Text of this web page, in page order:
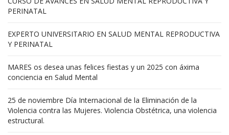
PERINATAL
EXPERTO UNIVERSITARIO EN SALUD MENTAL REPRODUCTIVA
Y PERINATAL
MARES os desea unas felices fiestas y un 2025 con áxima
conciencia en Salud Mental
25 de noviembre Día Internacional de la Eliminación de la
Violencia contra las Mujeres. Violencia Obstétrica, una violencia
estructural.